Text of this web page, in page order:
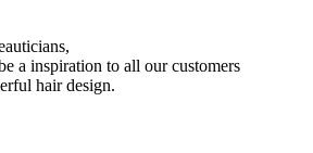
a inspiration to all our customers
hair design.